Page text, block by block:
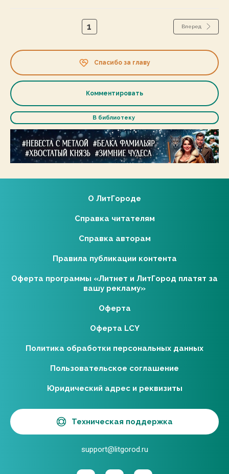
1 Вперед
Спасибо за главу
Комментировать
В библиотеку
О ЛитГороде
Справка читателям
Справка авторам
Правила публикации контента
Оферта программы «Литнет и ЛитГород платят за
вашу рекламу»
Оферта
Оферта LCY
Политика обработки персональных данных
Пользовательское соглашение
Юридический адрес и реквизиты
Техническая поддержка
support@litgorod.ru